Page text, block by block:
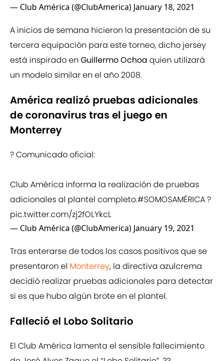
— Club América (@ClubAmerica) January 18, 2021
A inicios de semana hicieron la presentación de su
tercera equipación para este torneo, dicho jersey
está inspirado en Guillermo Ochoa quien utilizará
un modelo similar en el año 2008.
América realizó pruebas adicionales
de coronavirus tras el juego en
Monterrey
? Comunicado oficial:
Club América informa la realización de pruebas
adicionales al plantel completo.#SOMOSAMÉRICA?
pic.twitter.com/zj2fOLYkcL
— Club América (@ClubAmerica) January 19, 2021
Tras enterarse de todos los casos positivos que se
presentaron el Monterrey, la directiva azulcrema
decidió realizar pruebas adicionales para detectar
si es que hubo algún brote en el plantel.
Falleció el Lobo Solitario
El Club América lamenta el sensible fallecimiento